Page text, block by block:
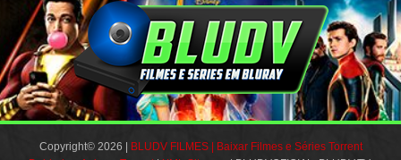
Copyright© 2026 |
BLUDV FILMES | Baixar Filmes e Séries Torrent